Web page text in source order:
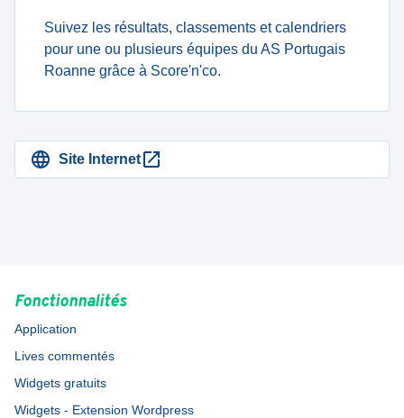
Suivez les résultats, classements et calendriers
pour une ou plusieurs équipes du AS Portugais
Roanne grâce à Score'n'co.
Site Internet
Fonctionnalités
Application
Lives commentés
Widgets gratuits
Widgets - Extension Wordpress